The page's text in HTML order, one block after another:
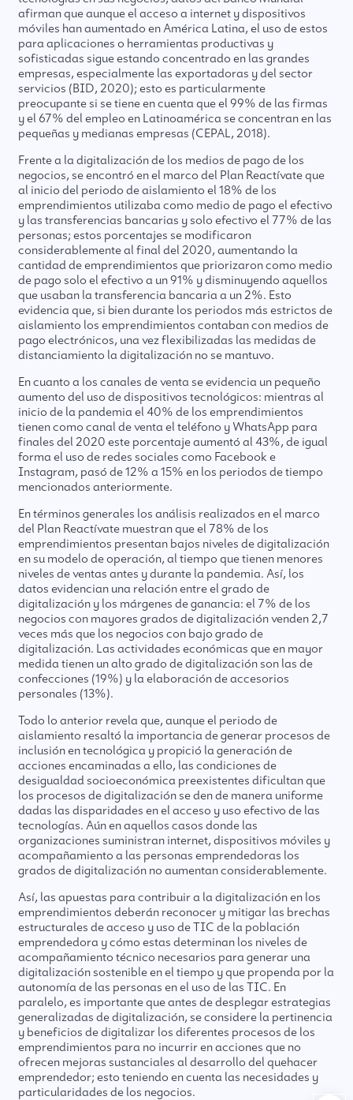
afirman que aunque el acceso a internet y dispositivos
móviles han aumentado en América Latina, el uso de estos
para aplicaciones o herramientas productivas y
sofisticadas sigue estando concentrado en las grandes
empresas, especialmente las exportadoras y del sector
servicios (BID, 2020); esto es particularmente
preocupante si se tiene en cuenta que el 99% de las firmas
y el 67% del empleo en Latinoamérica se concentran en las
pequeñas y medianas empresas (CEPAL, 2018).
Frente a la digitalización de los medios de pago de los
negocios, se encontró en el marco del Plan Reactívate que
al inicio del periodo de aislamiento el 18% de los
emprendimientos utilizaba como medio de pago el efectivo
y las transferencias bancarias y solo efectivo el 77% de las
personas; estos porcentajes se modificaron
considerablemente al final del 2020, aumentando la
cantidad de emprendimientos que priorizaron como medio
de pago solo el efectivo a un 91% y disminuyendo aquellos
que usaban la transferencia bancaria a un 2%. Esto
evidencia que, si bien durante los periodos más estrictos de
aislamiento los emprendimientos contaban con medios de
pago electrónicos, una vez flexibilizadas las medidas de
distanciamiento la digitalización no se mantuvo.
En cuanto a los canales de venta se evidencia un pequeño
aumento del uso de dispositivos tecnológicos: mientras al
inicio de la pandemia el 40% de los emprendimientos
tienen como canal de venta el teléfono y WhatsApp para
finales del 2020 este porcentaje aumentó al 43%, de igual
forma el uso de redes sociales como Facebook e
Instagram, pasó de 12% a 15% en los periodos de tiempo
mencionados anteriormente.
En términos generales los análisis realizados en el marco
del Plan Reactívate muestran que el 78% de los
emprendimientos presentan bajos niveles de digitalización
en su modelo de operación, al tiempo que tienen menores
niveles de ventas antes y durante la pandemia. Así, los
datos evidencian una relación entre el grado de
digitalización y los márgenes de ganancia: el 7% de los
negocios con mayores grados de digitalización venden 2,7
veces más que los negocios con bajo grado de
digitalización. Las actividades económicas que en mayor
medida tienen un alto grado de digitalización son las de
confecciones (19%) y la elaboración de accesorios
personales (13%).
Todo lo anterior revela que, aunque el periodo de
aislamiento resaltó la importancia de generar procesos de
inclusión en tecnológica y propició la generación de
acciones encaminadas a ello, las condiciones de
desigualdad socioeconómica preexistentes dificultan que
los procesos de digitalización se den de manera uniforme
dadas las disparidades en el acceso y uso efectivo de las
tecnologías. Aún en aquellos casos donde las
organizaciones suministran internet, dispositivos móviles y
acompañamiento a las personas emprendedoras los
grados de digitalización no aumentan considerablemente.
Así, las apuestas para contribuir a la digitalización en los
emprendimientos deberán reconocer y mitigar las brechas
estructurales de acceso y uso de TIC de la población
emprendedora y cómo estas determinan los niveles de
acompañamiento técnico necesarios para generar una
digitalización sostenible en el tiempo y que propenda por la
autonomía de las personas en el uso de las TIC. En
paralelo, es importante que antes de desplegar estrategias
generalizadas de digitalización, se considere la pertinencia
y beneficios de digitalizar los diferentes procesos de los
emprendimientos para no incurrir en acciones que no
ofrecen mejoras sustanciales al desarrollo del quehacer
emprendedor; esto teniendo en cuenta las necesidades y
particularidades de los negocios.